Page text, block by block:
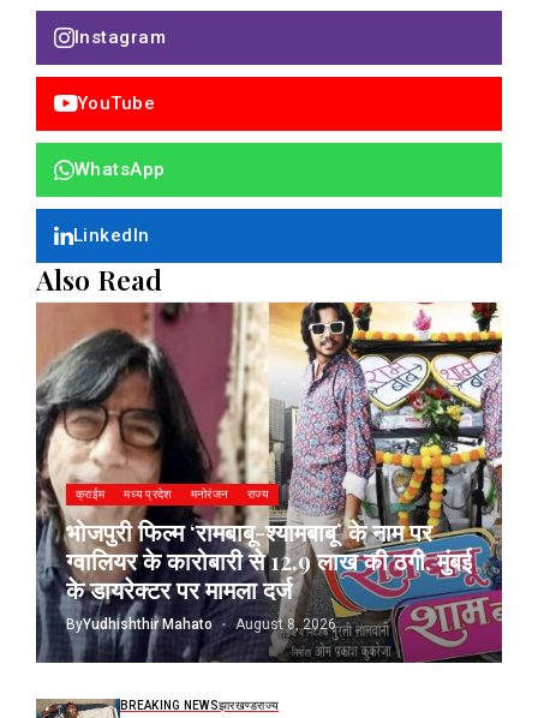
Instagram
YouTube
WhatsApp
LinkedIn
Also Read
क्राईम मध्य प्रदेश मनोरंजन राज्य
भोजपुरी फिल्म ‘रामबाबू-श्यामबाबू’ के नाम पर
ग्वालियर के कारोबारी से 12.9 लाख की ठगी, मुंबई
के डायरेक्टर पर मामला दर्ज
ByYudhishthir Mahato August 8, 2026
BREAKING NEWSझारखण्डराज्य